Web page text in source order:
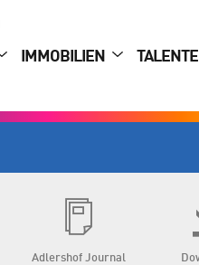
IMMOBILIEN TALENTE
Adlershof Journal